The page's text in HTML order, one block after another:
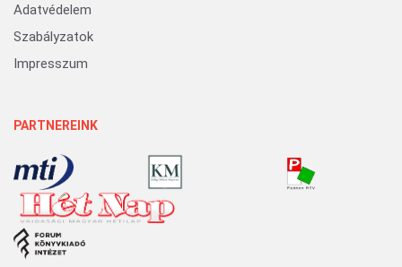
Adatvédelem
Szabályzatok
Impresszum
PARTNEREINK